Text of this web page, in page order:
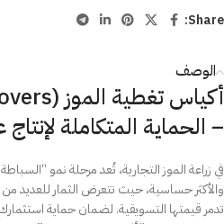
Share:
الوصف
– الحماية المتكاملة
في زراعة الموز التجارية، تُعد مرحلة نمو
والأكثر حساسية، حيث تتعرض الثمار للعديد من
تدمر قيمتها التسويقية. لضمان حماية